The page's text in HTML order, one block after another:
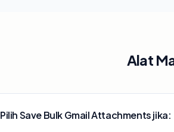
Alat
Pilih Save Bulk Gmail Attachments jika: